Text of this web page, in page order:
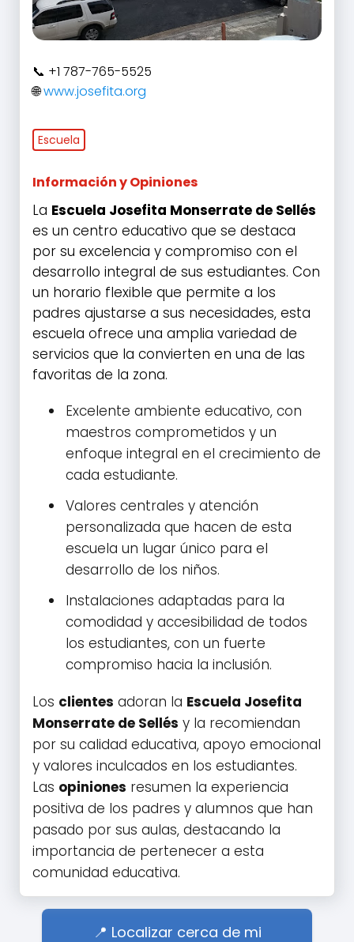
+1 787-765-5525
www.josefita.org
Escuela
Información y Opiniones
La Escuela Josefita Monserrate de Sellés
es un centro educativo que se destaca
por su excelencia y compromiso con el
desarrollo integral de sus estudiantes. Con
un horario flexible que permite a los
padres ajustarse a sus necesidades, esta
escuela ofrece una amplia variedad de
servicios que la convierten en una de las
favoritas de la zona.
Excelente ambiente educativo, con
maestros comprometidos y un
enfoque integral en el crecimiento de
cada estudiante.
Valores centrales y atención
personalizada que hacen de esta
escuela un lugar único para el
desarrollo de los niños.
Instalaciones adaptadas para la
comodidad y accesibilidad de todos
los estudiantes, con un fuerte
compromiso hacia la inclusión.
Los clientes adoran la Escuela Josefita
Monserrate de Sellés y la recomiendan
por su calidad educativa, apoyo emocional
y valores inculcados en los estudiantes.
Las opiniones resumen la experiencia
positiva de los padres y alumnos que han
pasado por sus aulas, destacando la
importancia de pertenecer a esta
comunidad educativa.
Localizar cerca de mi